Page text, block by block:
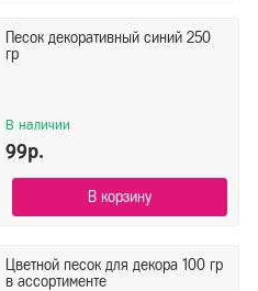
Песок декоративный синий 250
гр
В наличии
99р.
В корзину
Цветной песок для декора 100 гр
в ассортименте